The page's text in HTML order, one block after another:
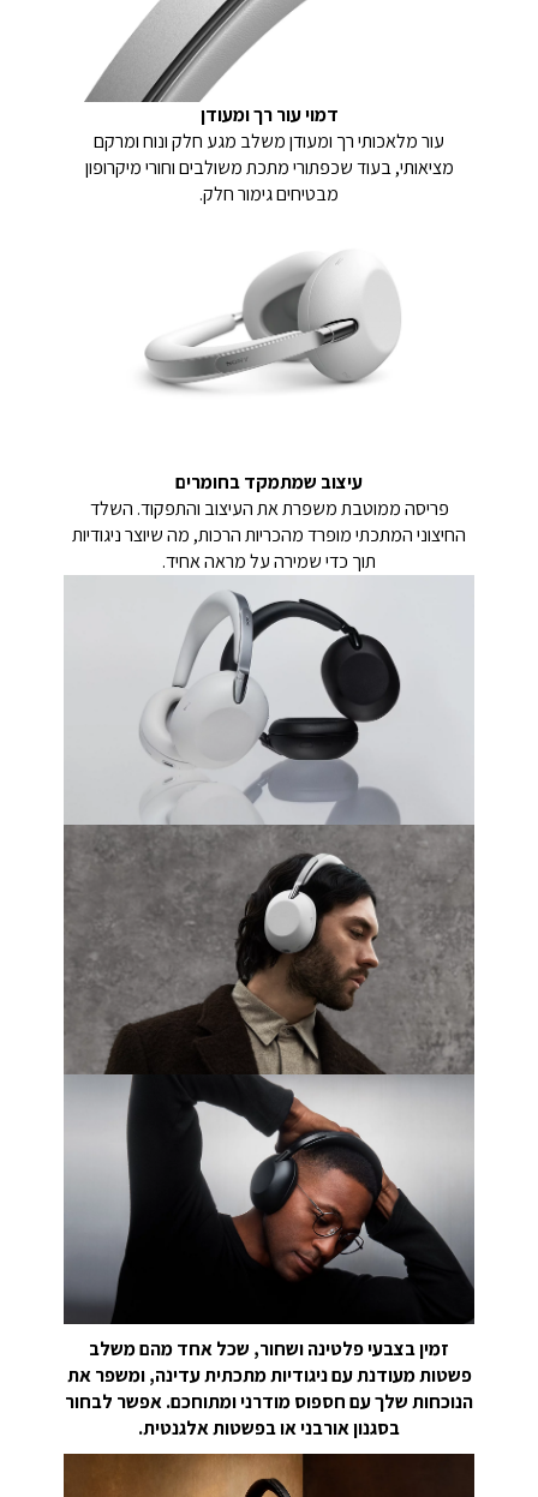
דמוי עור רך ומעודן
עור מלאכותי רך ומעודן משלב מגע חלק ונוח ומרקם
מציאותי, בעוד שכפתורי מתכת משולבים וחורי מיקרופון
מבטיחים גימור חלק.
עיצוב שמתמקד בחומרים
פריסה ממוטבת משפרת את העיצוב והתפקוד. השלד
החיצוני המתכתי מופרד מהכריות הרכות, מה שיוצר ניגודיות
תוך כדי שמירה על מראה אחיד.
זמין בצבעי פלטינה ושחור, שכל אחד מהם משלב
פשטות מעודנת עם ניגודיות מתכתית עדינה, ומשפר את
הנוכחות שלך עם חספוס מודרני ומתוחכם. אפשר לבחור
בסגנון אורבני או בפשטות אלגנטית.